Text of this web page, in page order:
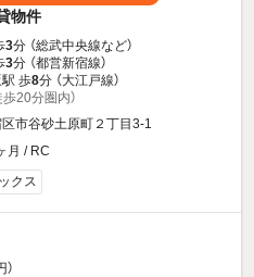
物件
3分 （総武中央線など）
3分 （都営新宿線）
歩8分 （大江戸線）
20分圏内）
市谷砂土原町２丁目3-1
月 / RC
クス